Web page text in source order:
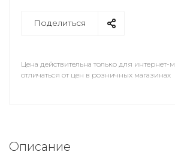
Поделиться
Цена действительна только для интернет-
отличаться от цен в розничных магазинах
Описание